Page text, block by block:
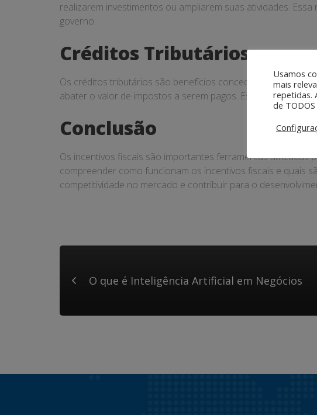
realizarem investimentos ou ampliarem suas atividades.
governo.
Créditos Tributários
Os créditos tributários são benefícios concedidos às
abater o valor de impostos a serem pagos. Esses créditos
Conclusão
Os incentivos fiscais são importantes ferramentas
compreender como funcionam os incentivos fiscais e quais
competitividade no mercado e contribuir para o
O que é Inteligência Artificial em Negócios
Usamos
mais
repetidas.
de